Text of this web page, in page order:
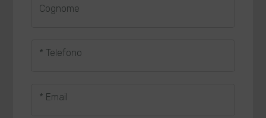
Cognome
* Telefono
* Email